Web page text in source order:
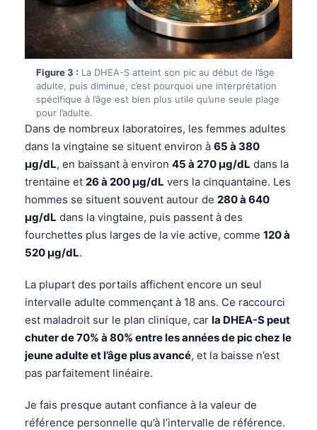
Figure 3 : La DHEA-S atteint son pic au début de l’âge
adulte, puis diminue, c’est pourquoi une interprétation
spécifique à l’âge est bien plus utile qu’une seule plage
pour l’adulte.
Dans de nombreux laboratoires, les femmes adultes
dans la vingtaine se situent environ à 65 à 380
µg/dL, en baissant à environ 45 à 270 µg/dL dans la
trentaine et 26 à 200 µg/dL vers la cinquantaine. Les
hommes se situent souvent autour de 280 à 640
µg/dL dans la vingtaine, puis passent à des
fourchettes plus larges de la vie active, comme 120 à
520 µg/dL.
La plupart des portails affichent encore un seul
intervalle adulte commençant à 18 ans. Ce raccourci
est maladroit sur le plan clinique, car la DHEA-S peut
chuter de 70% à 80% entre les années de pic chez le
jeune adulte et l’âge plus avancé, et la baisse n’est
pas parfaitement linéaire.
Je fais presque autant confiance à la valeur de
référence personnelle qu’à l’intervalle de référence.